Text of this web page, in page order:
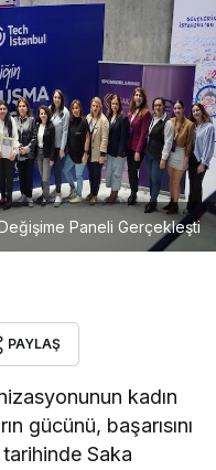
Paneli Gerçekleşti
PAYLAŞ
kadın
gücünü, başarısını
Saka